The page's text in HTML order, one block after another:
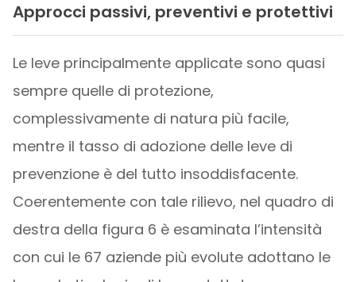
Approcci passivi, preventivi e protettivi
Le leve principalmente applicate sono quasi
sempre quelle di protezione,
complessivamente di natura più facile,
mentre il tasso di adozione delle leve di
prevenzione è del tutto insoddisfacente.
Coerentemente con tale rilievo, nel quadro di
destra della figura 6 è esaminata l’intensità
con cui le 67 aziende più evolute adottano le